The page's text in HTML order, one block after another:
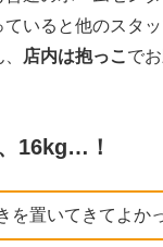
ていると他のスタ
店内は抱っこ で
16kg…！
を置いてきてよか